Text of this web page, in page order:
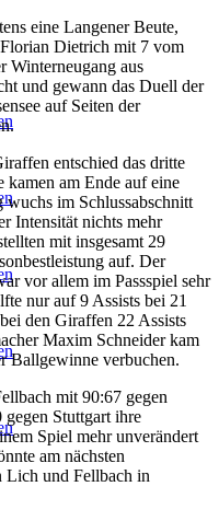
eine Langener Beute,
Dietrich mit 7 vom
Winterneugang aus
und gewann das Duell der
auf Seiten der
entschied das dritte
am Ende auf eine
im Schlussabschnitt
Intensität nichts mehr
mit insgesamt 29
auf. Der
vor allem im Passspiel sehr
nur auf 9 Assists bei 21
den Giraffen 22 Assists
Maxim Schneider kam
Ballgewinne verbuchen.
mit 90:67 gegen
Stuttgart ihre
Spiel mehr unverändert
am nächsten
Lich und Fellbach in